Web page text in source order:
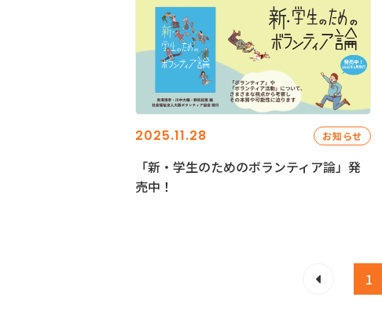
2025.11.28 お知らせ
「新・学生のためのボランティア論」発
売中！
1